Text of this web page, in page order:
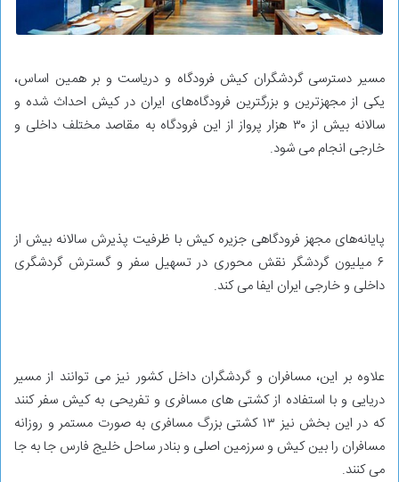
مسیر دسترسی گردشگران کیش فرودگاه و دریاست و بر همین اساس،
یکی از مجهزترین و بزرگترین فرودگاه‌های ایران در کیش احداث شده و
سالانه بیش از ۳۰ هزار پرواز از این فرودگاه به مقاصد مختلف داخلی و
خارجی انجام می شود.
پایانه‌های مجهز فرودگاهی جزیره کیش با ظرفیت پذیرش سالانه بیش از
۶ میلیون گردشگر نقش محوری در تسهیل سفر و گسترش گردشگری
داخلی و خارجی ایران ایفا می کند.
علاوه بر این، مسافران و گردشگران داخل کشور نیز می توانند از مسیر
دریایی و با استفاده از کشتی های مسافری و تفریحی به کیش سفر کنند
که در این بخش نیز ۱۳ کشتی بزرگ مسافری به صورت مستمر و روزانه
مسافران را بین کیش و سرزمین اصلی و بنادر ساحل خلیج فارس جا به جا
می کنند.